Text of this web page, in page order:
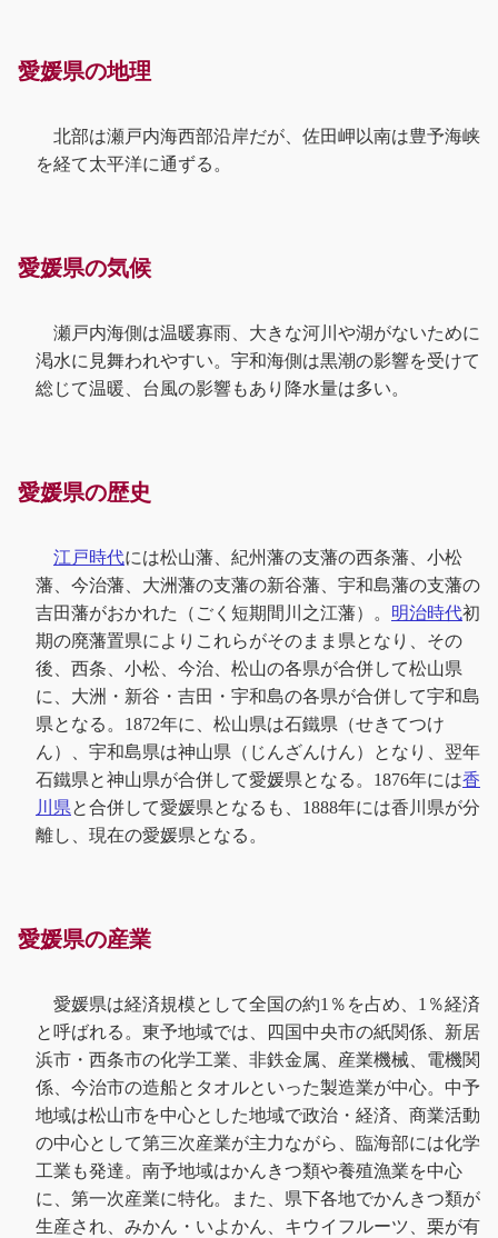
愛媛県の地理
北部は瀬戸内海西部沿岸だが、佐田岬以南は豊予海峡
を経て太平洋に通ずる。
愛媛県の気候
瀬戸内海側は温暖寡雨、大きな河川や湖がないために
渇水に見舞われやすい。宇和海側は黒潮の影響を受けて
総じて温暖、台風の影響もあり降水量は多い。
愛媛県の歴史
江戸時代には松山藩、紀州藩の支藩の西条藩、小松
藩、今治藩、大洲藩の支藩の新谷藩、宇和島藩の支藩の
吉田藩がおかれた（ごく短期間川之江藩）。 明治時代初
期の廃藩置県によりこれらがそのまま県となり、その
後、西条、小松、今治、松山の各県が合併して松山県
に、大洲・新谷・吉田・宇和島の各県が合併して宇和島
県となる。1872年に、松山県は石鐵県（せきてつけ
ん）、宇和島県は神山県（じんざんけん）となり、翌年
石鐵県と神山県が合併して愛媛県となる。1876年には香
川県と合併して愛媛県となるも、1888年には香川県が分
離し、現在の愛媛県となる。
愛媛県の産業
愛媛県は経済規模として全国の約1％を占め、1％経済
と呼ばれる。東予地域では、四国中央市の紙関係、新居
浜市・西条市の化学工業、非鉄金属、産業機械、電機関
係、今治市の造船とタオルといった製造業が中心。中予
地域は松山市を中心とした地域で政治・経済、商業活動
の中心として第三次産業が主力ながら、臨海部には化学
工業も発達。南予地域はかんきつ類や養殖漁業を中心
に、第一次産業に特化。また、県下各地でかんきつ類が
生産され、みかん・いよかん、キウイフルーツ、栗が有